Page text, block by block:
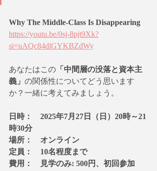
Why The Middle-Class Is Disappearing
https://youtu.be/0sj-8pjt9Xk?
si=uAQc84dlGYKBZdWy
あなたはこの 「中間層の没落と資本主
義」 の関係性についてどう思います
か？一緒に考えてみましょう。
日時：　2025年7月27日（日）20時～21
時30分
場所：　オンライン
定員：　10名程度まで
費用：　見学のみ: 500円、初回参加